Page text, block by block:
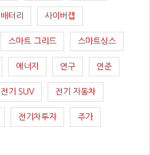
배터리 사이버캡
스마트 그리드 스마트싱스
에너지 연구 연준
전기 SUV 전기 자동차
전기차투자 주가